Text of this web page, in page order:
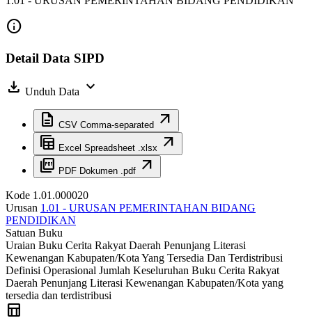
info
Detail Data SIPD
download Unduh Data
expand_more
description CSV Comma-separated
arrow_outward
table_view Excel Spreadsheet .xlsx
arrow_outward
picture_as_pdf PDF Dokumen .pdf arrow_outward
Kode 1.01.000020
Urusan 1.01 - URUSAN PEMERINTAHAN BIDANG
PENDIDIKAN
Satuan Buku
Uraian Buku Cerita Rakyat Daerah Penunjang Literasi
Kewenangan Kabupaten/Kota Yang Tersedia Dan Terdistribusi
Definisi Operasional Jumlah Keseluruhan Buku Cerita Rakyat
Daerah Penunjang Literasi Kewenangan Kabupaten/Kota yang
tersedia dan terdistribusi
table_chart